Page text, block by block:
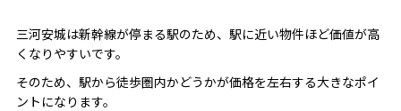
三河安城は新幹線が停まる駅のため、駅に近い物件ほど価値が高
くなりやすいです。
そのため、駅から徒歩圏内かどうかが価格を左右する大きなポイ
ントになります。